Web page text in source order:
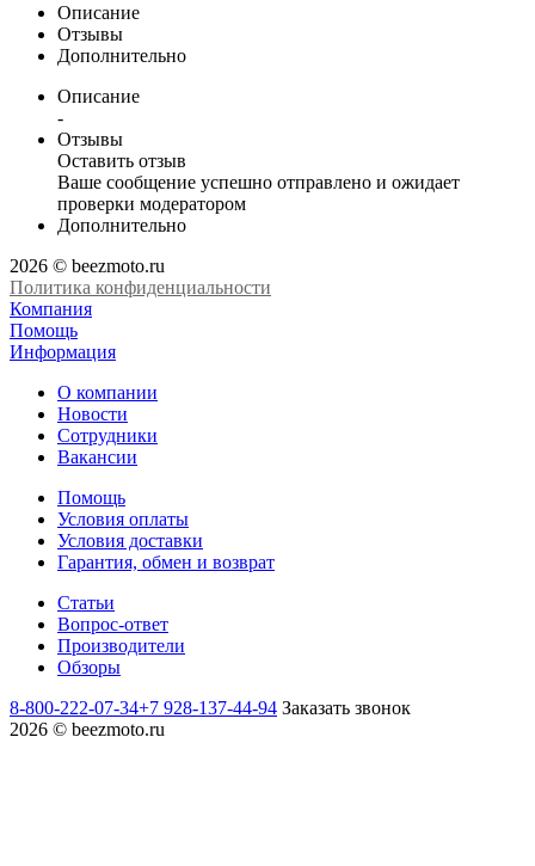
Описание
Отзывы
Дополнительно
Описание
-
Отзывы
Оставить отзыв
Ваше сообщение успешно отправлено и ожидает
проверки модератором
Дополнительно
2026 © beezmoto.ru
Политика конфиденциальности
Компания
Помощь
Информация
О компании
Новости
Сотрудники
Вакансии
Помощь
Условия оплаты
Условия доставки
Гарантия, обмен и возврат
Статьи
Вопрос-ответ
Производители
Обзоры
8-800-222-07-34+7 928-137-44-94 Заказать звонок
2026 © beezmoto.ru